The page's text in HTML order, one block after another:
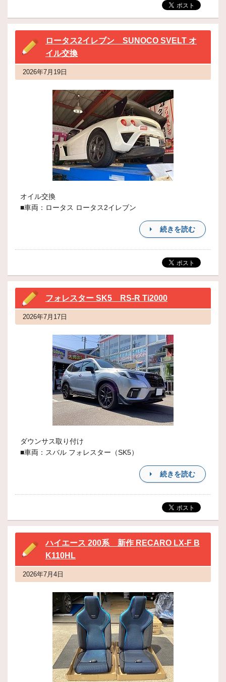
ロータス2イレブン SUNOCO SVELT オ
イル交換
2026年7月19日
オイル交換
■車両：ロータス ロータス2イレブン
続きを読む
フォレスター SK5 RS-R Ti2000
2026年7月17日
ダウンサス取り付け
■車両：スバル フォレスター（SK5）
続きを読む
ハイエース 200系 新作 RECARO LX-F B
K110HL
2026年7月4日